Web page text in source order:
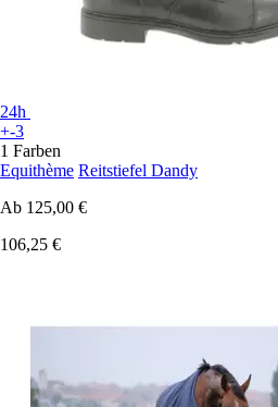
24h
+-3
1 Farben
Equithème Reitstiefel Dandy
Ab 125,00 €
106,25 €